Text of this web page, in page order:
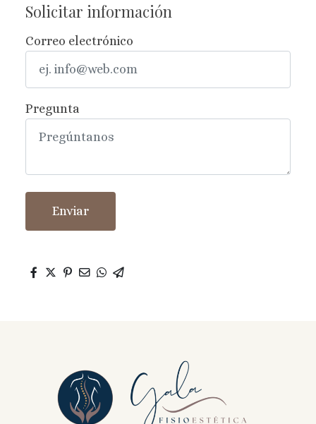
Solicitar información
Correo electrónico
Pregunta
Enviar